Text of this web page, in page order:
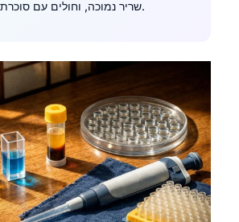
שריר נמוכה, וחולים עם סוכרת או לחץ דם גבוה.